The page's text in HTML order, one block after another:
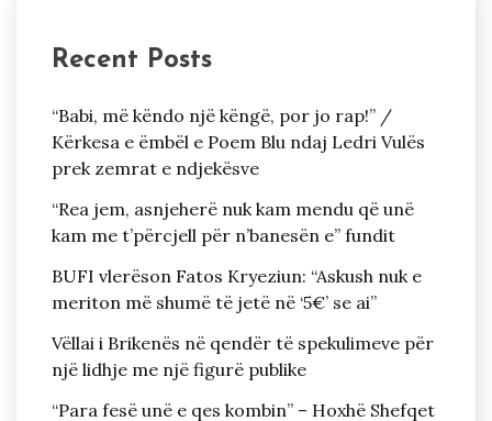
Recent Posts
“Babi, më këndo një këngë, por jo rap!” /
Kërkesa e ëmbël e Poem Blu ndaj Ledri Vulës
prek zemrat e ndjekësve
“Rea jem, asnjeherë nuk kam mendu që unë
kam me t’përcjell për n’banesën e” fundit
BUFI vlerëson Fatos Kryeziun: “Askush nuk e
meriton më shumë të jetë në ‘5€’ se ai”
Vëllai i Brikenës në qendër të spekulimeve për
një lidhje me një figurë publike
“Para fesë unë e qes kombin” – Hoxhë Shefqet